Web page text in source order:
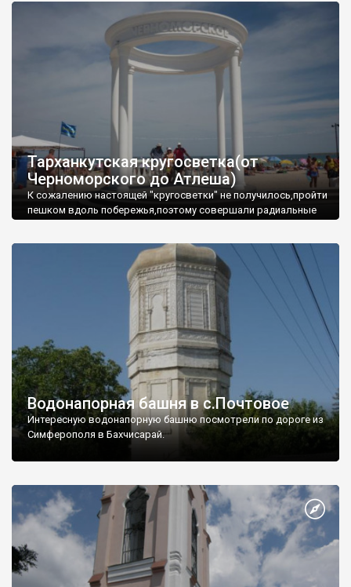
Тарханкутская кругосветка(от
Черноморского до Атлеша)
К сожалению настоящей "кругосветки" не получилось,пройти
пешком вдоль побережья,поэтому совершали радиальные
Водонапорная башня в с.Почтовое
Интересную водонапорную башню посмотрели по дороге из
Симферополя в Бахчисарай.